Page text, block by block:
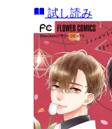
試し読み